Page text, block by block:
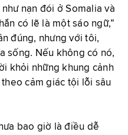
nạn đói ở Somalia và
có lẽ là một sáo ngữ,”
đúng, nhưng với tôi,
sống. Nếu không có nó,
khỏi những khung cảnh
cảm giác tội lỗi sâu
bao giờ là điều dễ